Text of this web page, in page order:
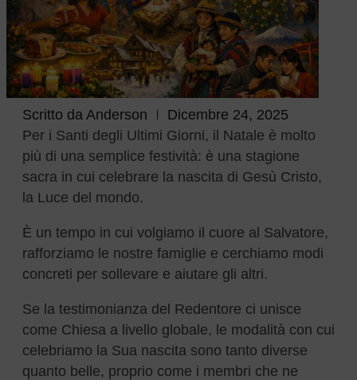
Scritto da Anderson
Dicembre 24, 2025
Per i Santi degli Ultimi Giorni, il Natale è molto
più di una semplice festività: è una stagione
sacra in cui celebrare la nascita di Gesù Cristo,
la Luce del mondo.
È un tempo in cui volgiamo il cuore al Salvatore,
rafforziamo le nostre famiglie e cerchiamo modi
concreti per sollevare e aiutare gli altri.
Se la testimonianza del Redentore ci unisce
come Chiesa a livello globale, le modalità con cui
celebriamo la Sua nascita sono tanto diverse
quanto belle, proprio come i membri che ne